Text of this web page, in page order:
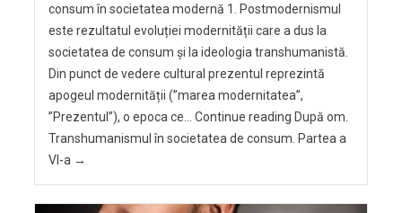
consum în societatea modernă 1. Postmodernismul
este rezultatul evoluției modernității care a dus la
societatea de consum și la ideologia transhumanistă.
Din punct de vedere cultural prezentul reprezintă
apogeul modernității (”marea modernitatea”,
”Prezentul”), o epoca ce… Continue reading După om.
Transhumanismul în societatea de consum. Partea a
VI-a →